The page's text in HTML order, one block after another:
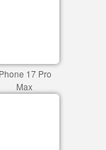
17 Pro
Max